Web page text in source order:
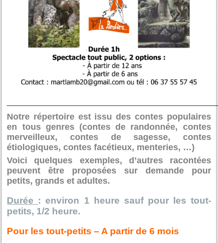
Notre répertoire est issu des contes populaires
en tous genres (contes de randonnée, contes
merveilleux, contes de sagesse, contes
étiologiques, contes facétieux, menteries, …)
Voici quelques exemples, d’autres racontées
peuvent être proposées sur demande pour
petits, grands et adultes.
Durée : environ 1 heure sauf pour les tout-
petits, 1/2 heure.
Pour les tout-petits – A partir de 6 mois